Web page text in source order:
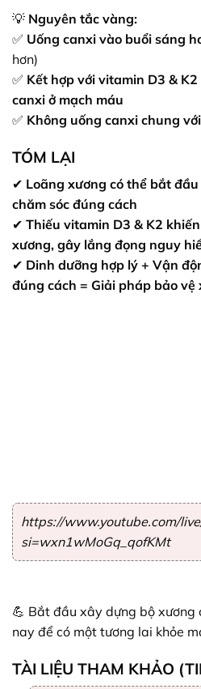
💡 Nguyên tắc vàng:
✅ Uống canxi vào buổi sáng
hơn)
✅ Kết hợp với vitamin D3 &
canxi ở mạch máu
✅ Không uống canxi chung
TÓM LẠI
✔ Loãng xương có thể bắt
chăm sóc đúng cách
✔ Thiếu vitamin D3 & K2
xương, gây lắng đọng nguy
✔ Dinh dưỡng hợp lý + Vận
đúng cách = Giải pháp bảo vệ
https://www.youtube.com/
si=wxn1wMoGq_qofKMt
💪 Bắt đầu xây dựng bộ xương
nay để có một tương lai khỏe
TÀI LIỆU THAM KHẢO